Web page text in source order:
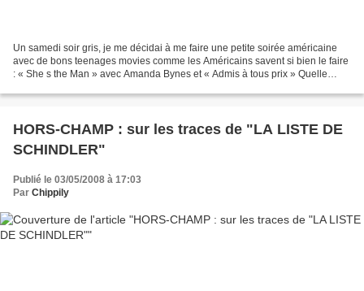
Un samedi soir gris, je me décidai à me faire une petite soirée américaine
avec de bons teenages movies comme les Américains savent si bien le faire
: « She s the Man » avec Amanda Bynes et « Admis à tous prix » Quelle
HORS-CHAMP : sur les traces de "LA LISTE DE
SCHINDLER"
Publié le 03/05/2008 à 17:03
Par Chippily